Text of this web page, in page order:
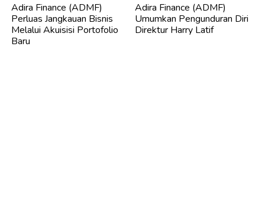
Adira Finance (ADMF)
Perluas Jangkauan Bisnis
Melalui Akuisisi Portofolio
Baru
Adira Finance (ADMF)
Umumkan Pengunduran Diri
Direktur Harry Latif